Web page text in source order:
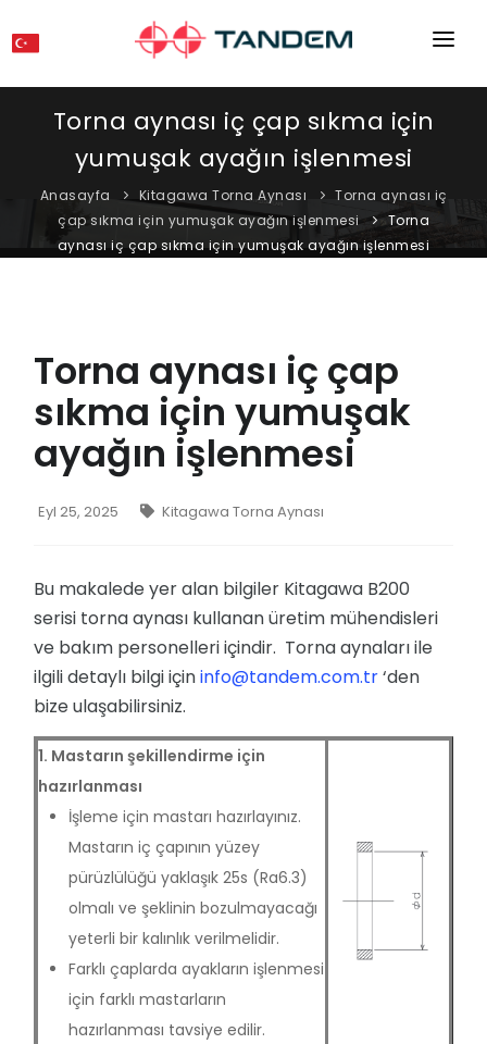
ANA SAYFA
MAKINELER
EKIPMANLAR
MAĞAZA
SERVIS
Torna aynası iç çap sıkma için
yumuşak ayağın işlenmesi
Anasayfa Kitagawa Torna Aynası
Torna aynası iç
çap sıkma için yumuşak ayağın işlenmesi
Torna
aynası iç çap sıkma için yumuşak ayağın işlenmesi
Torna aynası iç çap
sıkma için yumuşak
ayağın işlenmesi
Eyl 25, 2025 Kitagawa Torna Aynası
Bu makalede yer alan bilgiler Kitagawa B200
serisi torna aynası kullanan üretim mühendisleri
ve bakım personelleri içindir. Torna aynaları ile
ilgili detaylı bilgi içininfo@tandem.com.tr‘den
bize ulaşabilirsiniz.
1. Mastarın şekillendirme için
hazırlanması
İşleme için mastarı hazırlayınız.
Mastarın iç çapının yüzey
pürüzlülüğü yaklaşık 25s (Ra6.3)
olmalı ve şeklinin bozulmayacağı
yeterli bir kalınlık verilmelidir.
Farklı çaplarda ayakların işlenmesi
için farklı mastarların
hazırlanması tavsiye edilir.